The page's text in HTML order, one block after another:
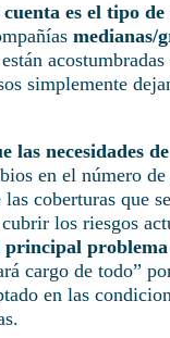
es el tipo de
medianas/
simplemente
las necesidades
en el número
coberturas que
los riesgos
cargo de todo”
en las